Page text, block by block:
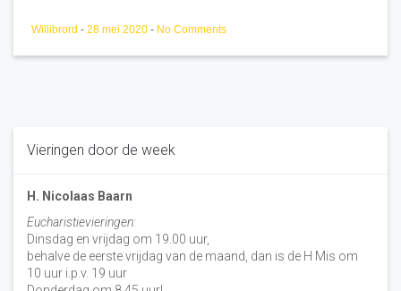
Willibrord - 28 mei 2020 - No Comments
Vieringen door de week
H. Nicolaas Baarn
Eucharistievieringen:
Dinsdag en vrijdag om 19.00 uur,
behalve de eerste vrijdag van de maand, dan is de H Mis om
10 uur i.p.v. 19 uur